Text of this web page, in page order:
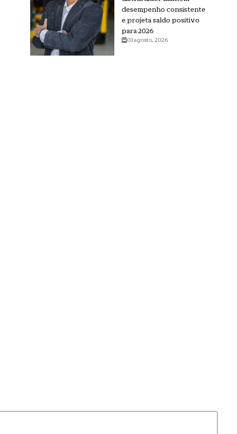
desempenho consistente
e projeta saldo positivo
para 2026
03 agosto, 2026